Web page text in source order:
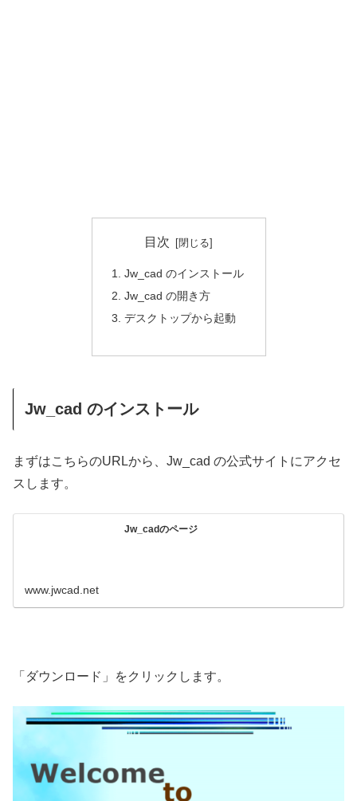
目次
Jw_cad のインストール
Jw_cad の開き方
デスクトップから起動
Jw_cad のインストール
まずはこちらのURLから、Jw_cad の公式サイトにアクセ
スします。
Jw_cadのページ
www.jwcad.net
「ダウンロード」をクリックします。